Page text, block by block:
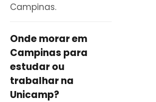
Campinas.
Onde morar em
Campinas para
estudar ou
trabalhar na
Unicamp?